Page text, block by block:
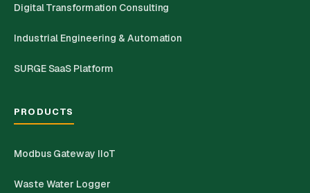
Digital Transformation Consulting
Industrial Engineering & Automation
SURGE SaaS Platform
PRODUCTS
Modbus Gateway IIoT
Waste Water Logger